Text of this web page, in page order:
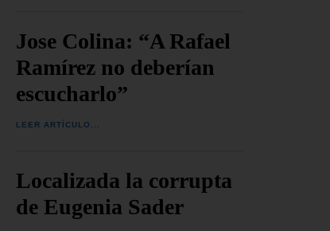
Jose Colina: “A Rafael
Ramírez no deberían
escucharlo”
LEER ARTÍCULO...
Localizada la corrupta
de Eugenia Sader